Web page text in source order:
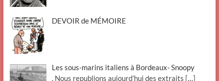
DEVOIR de MÉMOIRE
Les sous-marins italiens à Bordeaux- Snoopy
. Nous republions aujourd’hui des extraits […]